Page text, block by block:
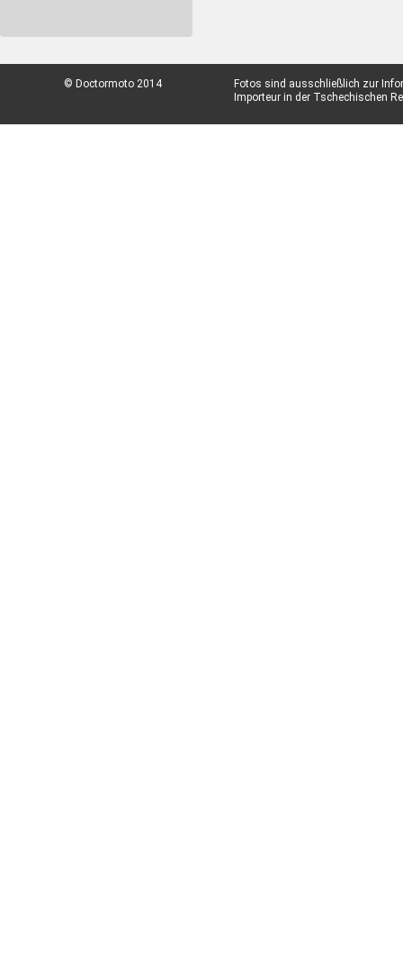
© Doctormoto 2014
Fotos sind ausschließlich zur
Importeur in der Tschechischen